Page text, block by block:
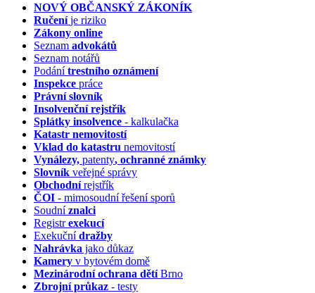
NOVÝ OBČANSKÝ ZÁKONÍK
Ručeníje riziko
Zákony online
Seznam advokátů
Seznam notářů
Podánítrestního oznámení
Inspekce práce
Právní slovník
Insolvenčnírejstřík
Splátky insolvence - kalkulačka
Katastr nemovitostí
Vklad do katastru nemovitostí
Vynálezy, patenty, ochranné známky
Slovník veřejné správy
Obchodnírejstřík
ČOI - mimosoudní řešení sporů
Soudníznalci
Registrexekucí
Exekučnídražby
Nahrávka jako důkaz
Kamery v bytovém domě
Mezinárodní ochrana dětíBrno
Zbrojní průkaz - testy